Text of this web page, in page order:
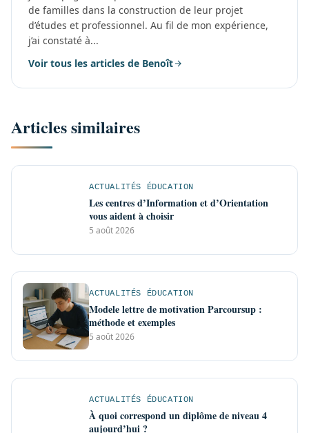
de familles dans la construction de leur projet
d’études et professionnel. Au fil de mon expérience,
j’ai constaté à...
Voir tous les articles de Benoît
Articles similaires
ACTUALITÉS ÉDUCATION
Les centres d’Information et d’Orientation
vous aident à choisir
5 août 2026
ACTUALITÉS ÉDUCATION
Modele lettre de motivation Parcoursup :
méthode et exemples
5 août 2026
ACTUALITÉS ÉDUCATION
À quoi correspond un diplôme de niveau 4
aujourd’hui ?